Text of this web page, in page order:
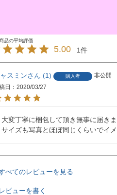
5.00 1
スミン 1 購入者
非公開
日
2020/03/27
大変丁寧に梱包して頂き無事に届きま
サイズも写真とほぼ同じくらいでイ
べてのレビューを見る
レビューを書く